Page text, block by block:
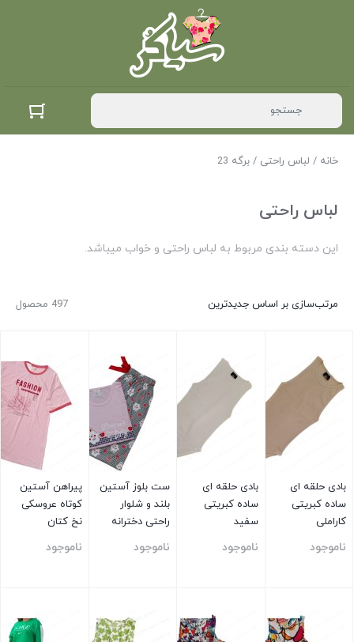
خانه / لباس راحتی / برگه 23
لباس راحتی
این دسته بندی مربوط به لباس راحتی و خواب میباشد.
497 محصول مرتب‌سازی بر اساس جدیدترین
بادی حلقه ای
ساده کبریتی
کاراملی
ناموجود
بادی حلقه ای
ساده کبریتی
سفید
ناموجود
ست بلوز آستین
بلند و شلوار
راحتی دخترانه
ناموجود
پیراهن آستین
کوتاه عروسکی
نخ کتان
ناموجود